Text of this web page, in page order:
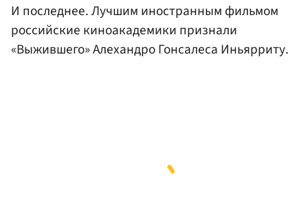
И последнее. Лучшим иностранным фильмом
российские киноакадемики признали
«Выжившего» Алехандро Гонсалеса Иньярриту.